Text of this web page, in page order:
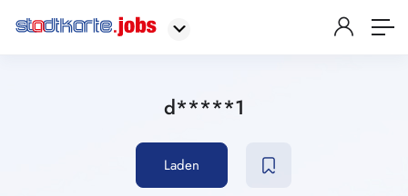
d*****1
Laden